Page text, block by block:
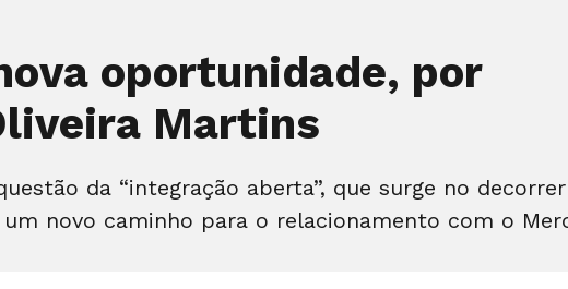
oportunidade, por
Martins
da “integração aberta”, que surge no
novo caminho para o relacionamento com o